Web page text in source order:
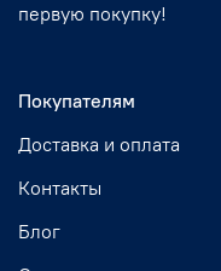
Покупателям
Доставка и оплата
Контакты
Блог
первую покупку!